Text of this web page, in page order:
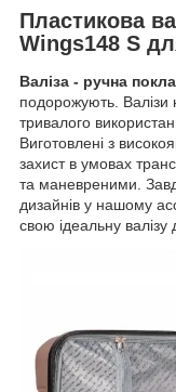
Пластикова
Wings148 S
Валіза - ручна
подорожують. Валізи
тривалого
Виготовлені з
захист в умовах
та маневреними.
дизайнів у нашому
свою ідеальну